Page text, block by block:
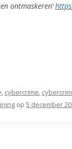
ontmaskeren’
, cybercrime,
op 5 december